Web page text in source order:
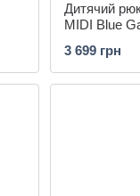
Дитячий
MIDI Blue
3 699 грн